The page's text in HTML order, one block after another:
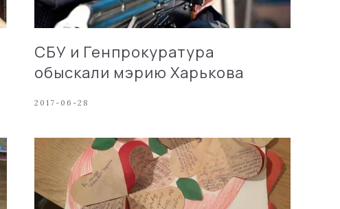
СБУ и Генпрокуратура
обыскали мэрию Харькова
2017-06-28